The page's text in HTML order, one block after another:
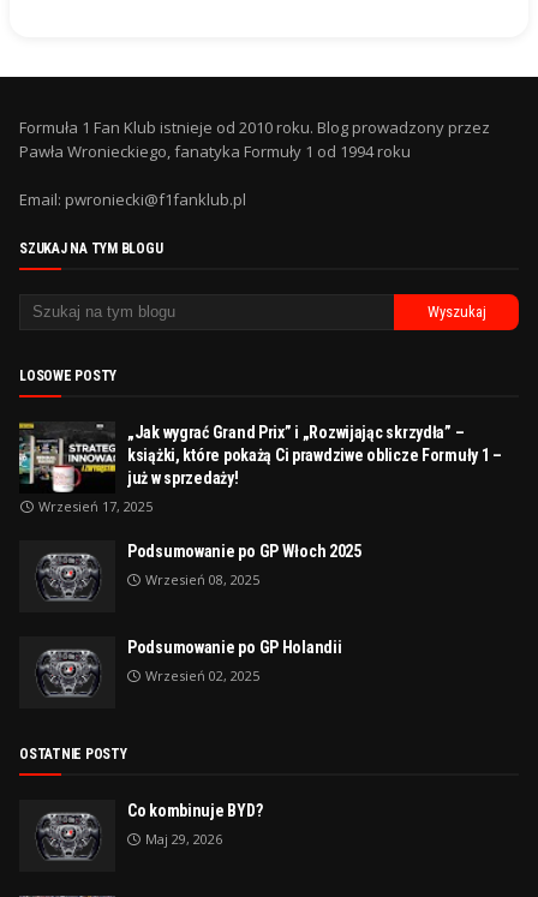
Formuła 1 Fan Klub istnieje od 2010 roku. Blog prowadzony przez
Pawła Wronieckiego, fanatyka Formuły 1 od 1994 roku
Email: pwroniecki@f1fanklub.pl
SZUKAJ NA TYM BLOGU
LOSOWE POSTY
„Jak wygrać Grand Prix” i „Rozwijając skrzydła” –
książki, które pokażą Ci prawdziwe oblicze Formuły 1 –
już w sprzedaży!
Wrzesień 17, 2025
Podsumowanie po GP Włoch 2025
Wrzesień 08, 2025
Podsumowanie po GP Holandii
Wrzesień 02, 2025
OSTATNIE POSTY
Co kombinuje BYD?
Maj 29, 2026